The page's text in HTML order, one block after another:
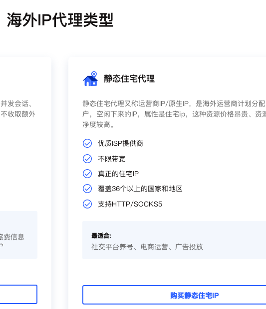
海外IP代理类型
发会话、
收取额外
费信息
静态住宅代理
静态住宅代理又称运营商IP/原生IP，是海外运营商计划分
户，空闲下来的IP，属性是住宅ip，这种资源价格昂贵、资
净度较高。
优质ISP提供商
不限带宽
真正的住宅IP
覆盖36个以上的国家和地区
支持HTTP/SOCKS5
最适合:
社交平台养号、电商运营、广告投放
购买静态住宅IP